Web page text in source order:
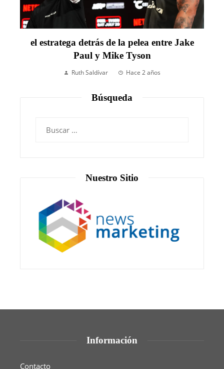
el estratega detrás de la pelea entre Jake
Paul y Mike Tyson
Ruth Saldívar Hace 2 años
Búsqueda
Nuestro Sitio
Información
Contacto